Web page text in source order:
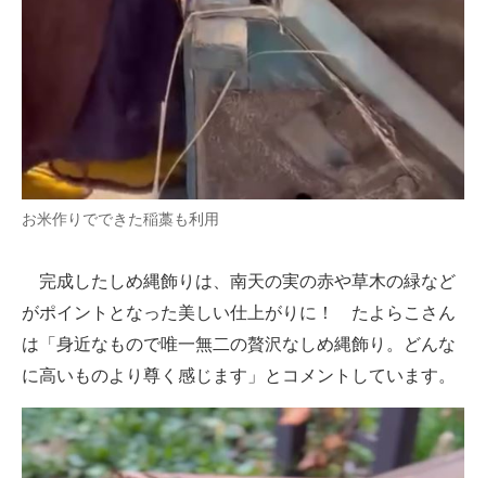
お米作りでできた稲藁も利用
完成したしめ縄飾りは、南天の実の赤や草木の緑など
がポイントとなった美しい仕上がりに！ たよらこさん
は「身近なもので唯一無二の贅沢なしめ縄飾り。どんな
に高いものより尊く感じます」とコメントしています。